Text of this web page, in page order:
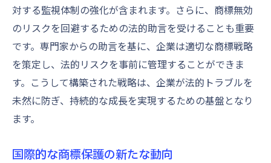
対する監視体制の強化が含まれます。さらに、商標無効
のリスクを回避するための法的助言を受けることも重要
です。専門家からの助言を基に、企業は適切な商標戦略
を策定し、法的リスクを事前に管理することができま
す。こうして構築された戦略は、企業が法的トラブルを
未然に防ぎ、持続的な成長を実現するための基盤となり
ます。
国際的な商標保護の新たな動向